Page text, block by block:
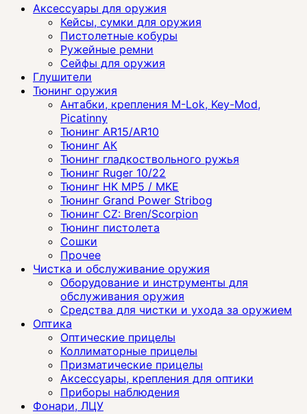
Аксессуары для оружия
Кейсы, сумки для оружия
Пистолетные кобуры
Ружейные ремни
Сейфы для оружия
Глушители
Тюнинг оружия
Антабки, крепления M-Lok, Key-Mod,
Picatinny
Тюнинг AR15/AR10
Тюнинг АК
Тюнинг гладкоствольного ружья
Тюнинг Ruger 10/22
Тюнинг HK MP5 / MKE
Тюнинг Grand Power Stribog
Тюнинг CZ: Bren/Scorpion
Тюнинг пистолета
Сошки
Прочее
Чистка и обслуживание оружия
Оборудование и инструменты для
обслуживания оружия
Средства для чистки и ухода за оружием
Оптика
Оптические прицелы
Коллиматорные прицелы
Призматические прицелы
Аксессуары, крепления для оптики
Приборы наблюдения
Фонари, ЛЦУ